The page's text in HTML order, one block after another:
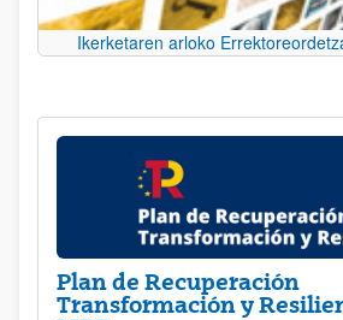
Ikerketaren arloko
Plan de Recuperación
Transformación y